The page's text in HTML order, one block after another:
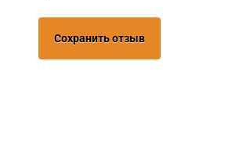
Сохранить отзыв